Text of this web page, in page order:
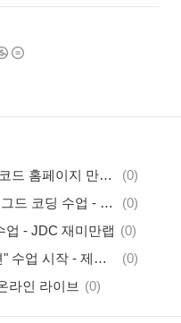
개발자 없는 스타트업을 위한 NO코드 홈페이지 만들기 feat.노션 - ZOOM 온라인 라이브
(0)
코알못 선생님이 진행하는 언플러그드 코딩 수업 - 숲속나무학교
(0)
업 - JDC 재미만랩 (0)
"노코드 웹사이트 만들기 feat.노션" 수업 시작 - 제주청년센터
(0)
라인 라이브 (0)